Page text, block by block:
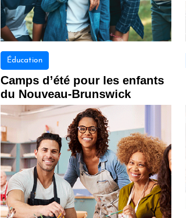
Éducation
Camps d’été pour les enfants
du Nouveau-Brunswick